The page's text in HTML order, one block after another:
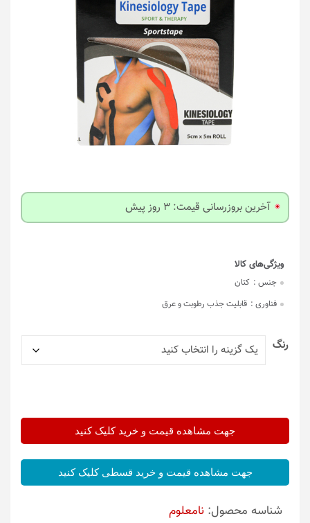
آخرین بروزرسانی قیمت: 3 روز پیش
جنس : کتان
فناوری : قابلیت جذب رطوبت و عرق
رنگ
جهت مشاهده قیمت و خرید کلیک کنید
جهت مشاهده قیمت و خرید قسطی کلیک کنید
شناسه محصول: نامعلوم